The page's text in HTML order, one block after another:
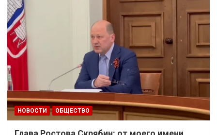
НОВОСТИ ОБЩЕСТВО